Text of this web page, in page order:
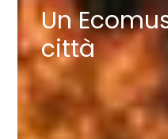
Un
città